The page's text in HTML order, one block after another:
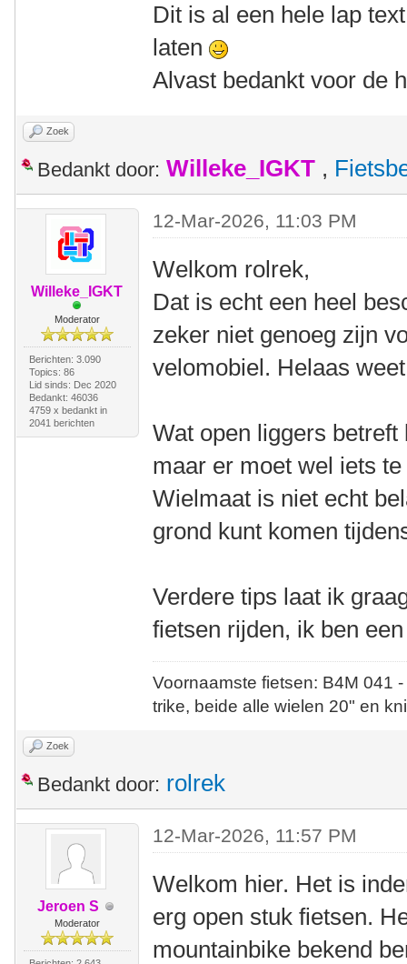
Dit is al een hele lap
laten
Alvast bedankt voor de
Zoek
Bedankt door: Willeke_IGKT ,
Willeke_IGKT
Moderator
Berichten: 3.090
Topics: 86
Lid sinds: Dec 2020
Bedankt: 46036
4759 x bedankt in
2041 berichten
12-Mar-2026, 11:03 PM
Welkom rolrek,
Dat is echt een heel
zeker niet genoeg zijn
velomobiel. Helaas
Wat open liggers
maar er moet wel iets
Wielmaat is niet echt
grond kunt komen
Verdere tips laat ik
fietsen rijden, ik ben
Voornaamste fietsen: B4M
trike, beide alle wielen 20" en
Zoek
Bedankt door: rolrek
Jeroen S
Moderator
12-Mar-2026, 11:57 PM
Welkom hier. Het is
erg open stuk fietsen.
mountainbike bekend